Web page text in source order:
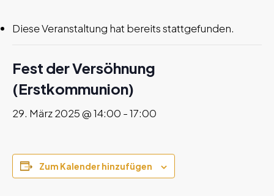
Diese Veranstaltung hat bereits stattgefunden.
Fest der Versöhnung
(Erstkommunion)
29. März 2025 @ 14:00 -17:00
Zum Kalender hinzufügen